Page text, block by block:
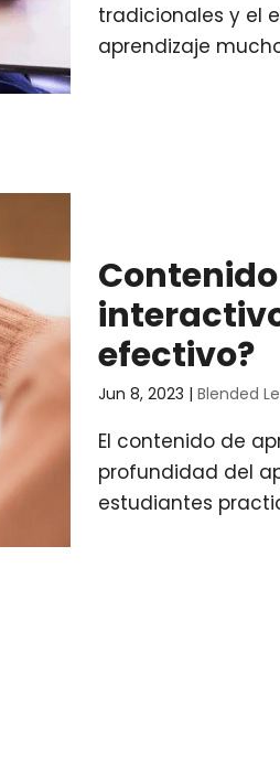
tradicionales y el
aprendizaje
efectivo?
Jun 8, 2023 | Blended
El contenido de
profundidad del
estudiantes